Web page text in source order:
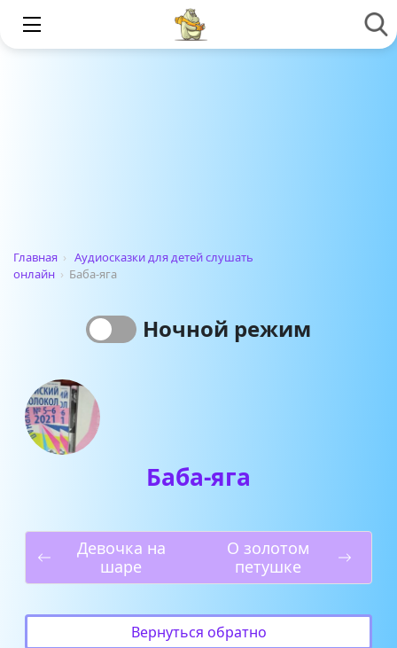
Главная › Аудиосказки для детей слушать
онлайн › Баба-яга
Ночной режим
Баба-яга
Девочка на
шаре
О золотом
петушке
Вернуться обратно